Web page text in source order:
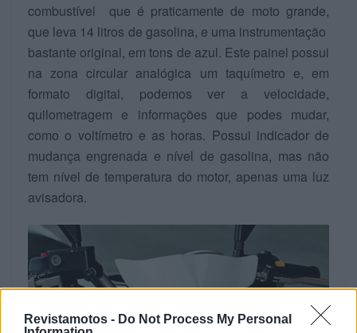
Revistamotos - Do Not Process My Personal
combustível que é praticamente de moto grande,
que leva 14 litros de gasolina, e uma instrumentação
bastante original, em tons de azul. Este painel possui
na zona circular analógica um taquímetro e, em
formato digital, podemos ver a velocidade,
quilometragem e informações que podes mudar,
como o voltímetro e as horas. Possui indicador de
mudança engrenada e nível de gasolina, mas não
tem nível de temperatura do motor, apenas uma luz
avisadora.